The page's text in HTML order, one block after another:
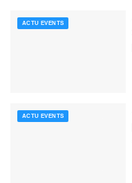
ACTU EVENTS
ACTU EVENTS